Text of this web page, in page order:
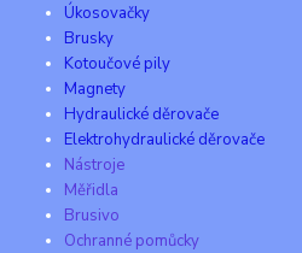
Úkosovačky
Brusky
Kotoučové pily
Magnety
Hydraulické děrovače
Elektrohydraulické děrovače
Nástroje
Měřidla
Brusivo
Ochranné pomůcky